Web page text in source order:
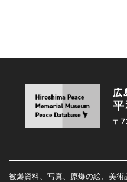
広
〒
被爆資料、写真、原爆の絵、美